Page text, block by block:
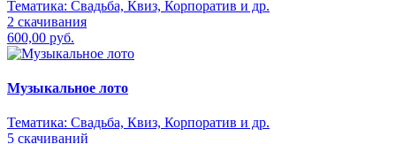
Тематика: Свадьба, Квиз, Корпоратив и др.
2 скачивания
600,00 руб.
Музыкальное лото
Тематика: Свадьба, Квиз, Корпоратив и др.
5 скачиваний